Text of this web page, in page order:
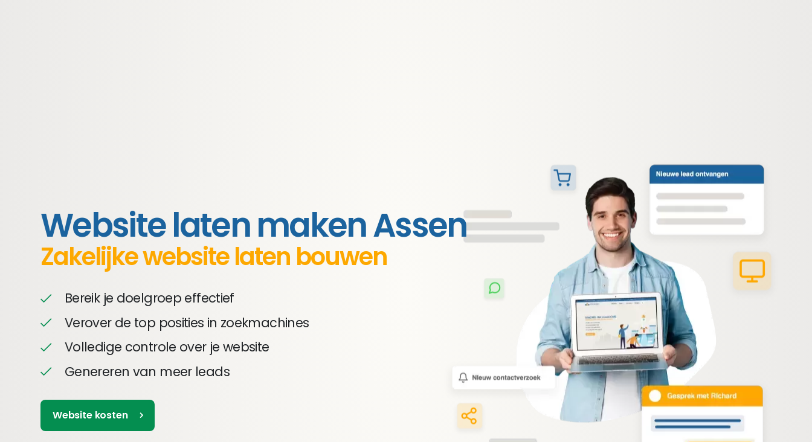
Website laten maken Assen
Zakelijke website laten bouwen
Bereik je doelgroep effectief
Verover de top posities in zoekmachines
Volledige controle over je website
Genereren van meer leads
Website kosten